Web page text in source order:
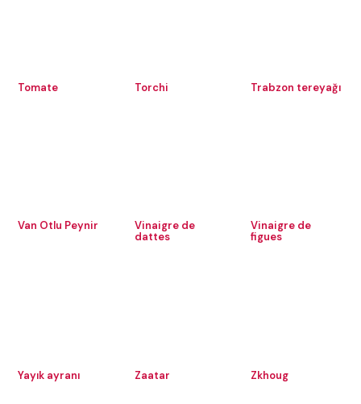
Tomate Torchi Trabzon tereyağı
Van Otlu Peynir
Vinaigre de
dattes
Vinaigre de
figues
Yayık ayranı Zaatar Zkhoug